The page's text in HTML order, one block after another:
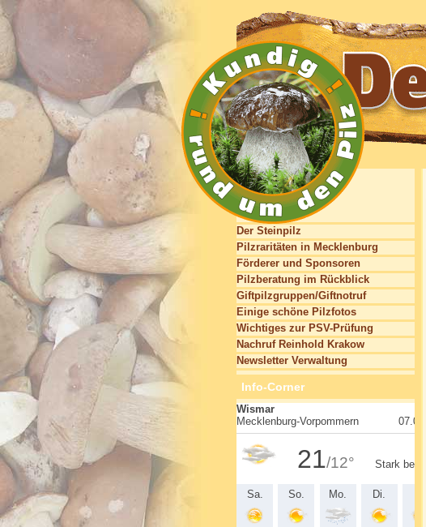
Der Steinpilz
Pilzraritäten in Mecklenburg
Förderer und Sponsoren
Pilzberatung im Rückblick
Giftpilzgruppen/Giftnotruf
Einige schöne Pilzfotos
Wichtiges zur PSV-Prüfung
Nachruf Reinhold Krakow
Newsletter Verwaltung
Info-Corner